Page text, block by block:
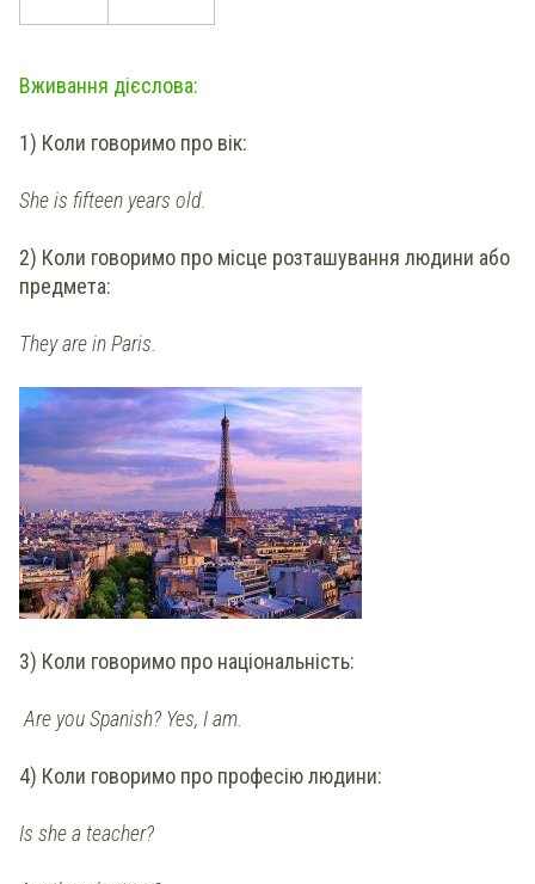
Вживання дієслова:
1) Коли говоримо про вік:
She is fifteen years old.
2) Коли говоримо про місце розташування людини або
предмета:
They are in Paris.
3) Коли говоримо про національність:
Are you Spanish? Yes, I am.
4) Коли говоримо про професію людини:
Is she a teacher?